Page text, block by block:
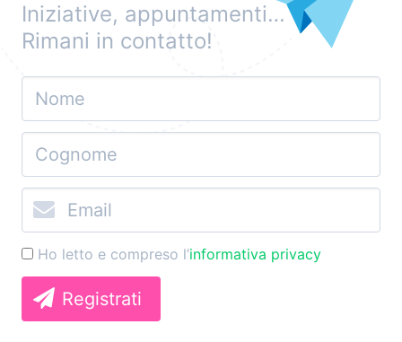
Iniziative, appuntamenti…
Rimani in contatto!
Ho letto e compreso l’informativa privacy
Registrati